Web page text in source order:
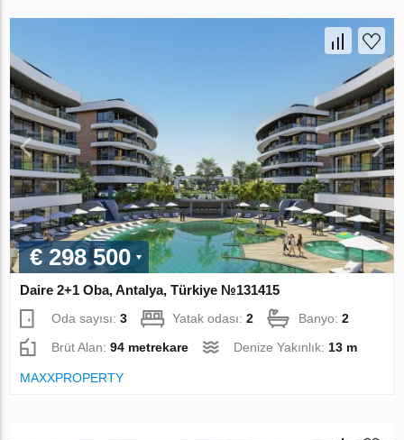
€ 298 500
Daire 2+1 Oba, Antalya, Türkiye №131415
Oda sayısı:3 Yatak odası:2 Banyo:2
Brüt Alan:94 metrekare Denize Yakınlık:13 m
MAXXPROPERTY